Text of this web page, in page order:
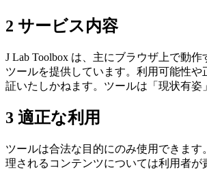
2 サービス内容
J Lab Toolbox は、主にブラウザ上で動
ツールを提供しています。利用可能性や
証いたしかねます。ツールは「現状有姿
3 適正な利用
ツールは合法な目的にのみ使用できます
理されるコンテンツについては利用者が